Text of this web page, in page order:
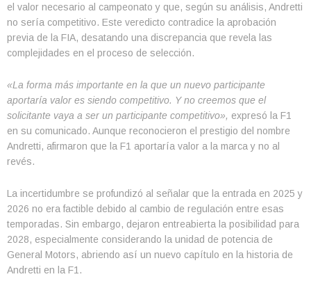
el valor necesario al campeonato y que, según su análisis, Andretti
no sería competitivo. Este veredicto contradice la aprobación
previa de la FIA, desatando una discrepancia que revela las
complejidades en el proceso de selección.
«La forma más importante en la que un nuevo participante
aportaría valor es siendo competitivo. Y no creemos que el
solicitante vaya a ser un participante competitivo», expresó la F1
en su comunicado. Aunque reconocieron el prestigio del nombre
Andretti, afirmaron que la F1 aportaría valor a la marca y no al
revés.
La incertidumbre se profundizó al señalar que la entrada en 2025 y
2026 no era factible debido al cambio de regulación entre esas
temporadas. Sin embargo, dejaron entreabierta la posibilidad para
2028, especialmente considerando la unidad de potencia de
General Motors, abriendo así un nuevo capítulo en la historia de
Andretti en la F1.